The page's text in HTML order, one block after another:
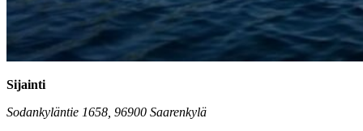
Sijainti
Sodankyläntie 1658, 96900 Saarenkylä